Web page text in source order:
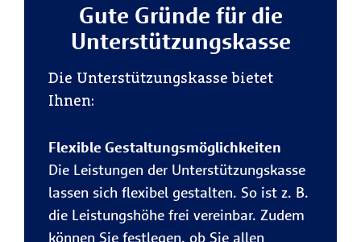
Gute Gründe für die
Unterstützungskasse
Die Unterstützungskasse bietet
Ihnen:
Flexible Gestaltungsmöglichkeiten
Die Leistungen der Unterstützungskasse
lassen sich flexibel gestalten. So ist z. B.
die Leistungshöhe frei vereinbar. Zudem
können Sie festlegen, ob Sie allen